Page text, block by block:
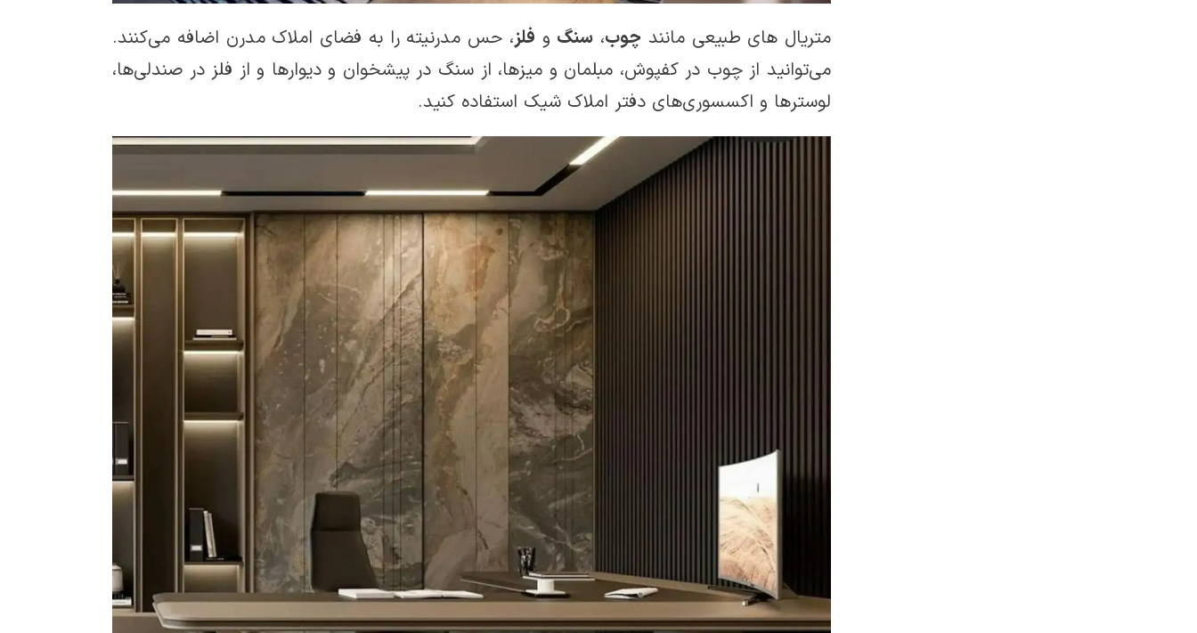
متریال های طبیعی مانند چوب، سنگ و فلز، حس مدرنیته را به فضای املاک مدرن اضافه می‌کنند.
می‌توانید از چوب در کفپوش، مبلمان و میزها، از سنگ در پیشخوان و دیوارها و از فلز در صندلی‌ها،
لوسترها و اکسسوری‌های دفتر املاک شیک استفاده کنید.